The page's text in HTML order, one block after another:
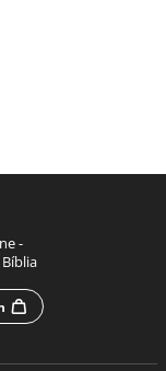
-